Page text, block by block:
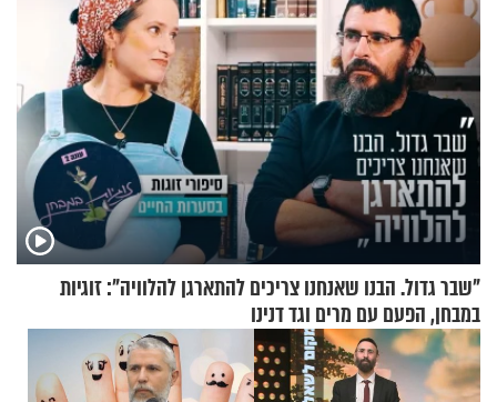
"שבר גדול. הבנו שאנחנו צריכים להתארגן להלוויה": זוגיות
במבחן, הפעם עם מרים וגד דנינו